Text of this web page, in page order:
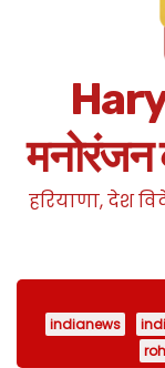
हरियाणा, देश
indianews